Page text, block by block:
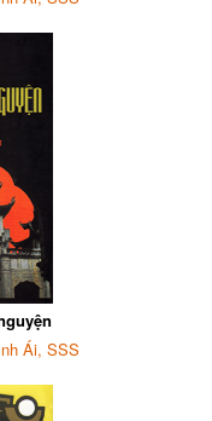
Ái, SSS